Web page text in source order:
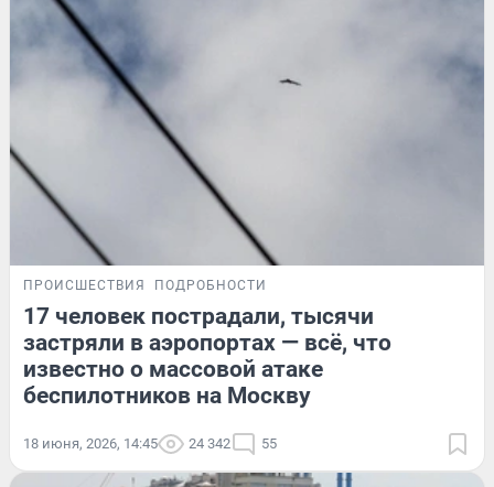
ПРОИСШЕСТВИЯ ПОДРОБНОСТИ
17 человек пострадали, тысячи
застряли в аэропортах — всё, что
известно о массовой атаке
беспилотников на Москву
18 июня, 2026, 14:45 24 342 55